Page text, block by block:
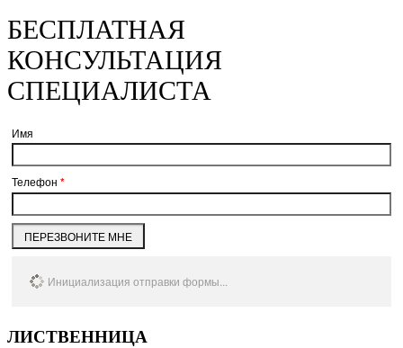
БЕСПЛАТНАЯ
КОНСУЛЬТАЦИЯ
СПЕЦИАЛИСТА
Имя
Телефон *
ПЕРЕЗВОНИТЕ МНЕ
Инициализация отправки формы...
ЛИСТВЕННИЦА